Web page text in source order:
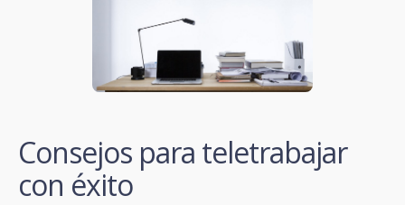
Consejos para teletrabajar
con éxito